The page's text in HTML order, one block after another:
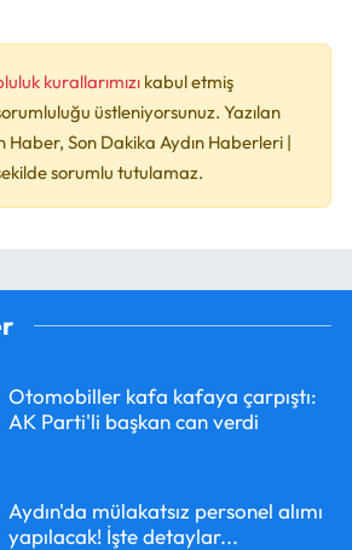
kurallarımızı kabul etmiş
üstleniyorsunuz. Yazılan
Son Dakika Aydın Haberleri |
sorumlu tutulamaz.
Otomobiller kafa kafaya çarpıştı:
AK Parti'li başkan can verdi
Aydın'da mülakatsız personel alımı
yapılacak! İşte detaylar...